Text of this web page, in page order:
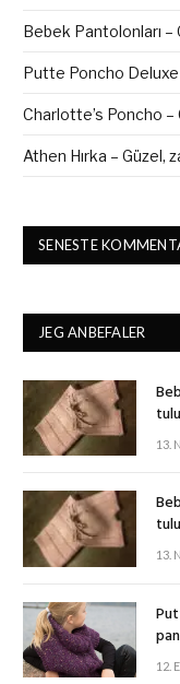
Bebek Pantolonları –
Putte Poncho
Charlotte’s Poncho –
Athen Hırka – Güzel,
SENESTE
JEG ANBEFALER
13.
13.
12.